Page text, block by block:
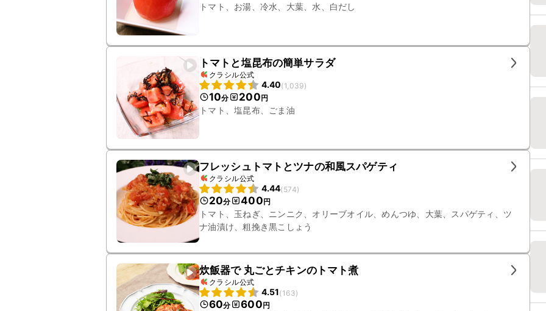
トマト、お湯、冷水、大葉、水、白だし
トマトと塩昆布の簡単サラダ
クラシル公式
4.40(1,039)
10分 200円
トマト、塩昆布、ごま油
フレッシュトマトとツナの和風スパゲティ
クラシル公式
4.44(574)
20分 400円
トマト、玉ねぎ、ニンニク、オリーブオイル、めんつゆ、大葉、スパゲティ、ツ
ナ油漬け、粗挽き黒こしょう
炊飯器で 丸ごとチキンのトマト煮
クラシル公式
4.51(163)
60分 600円